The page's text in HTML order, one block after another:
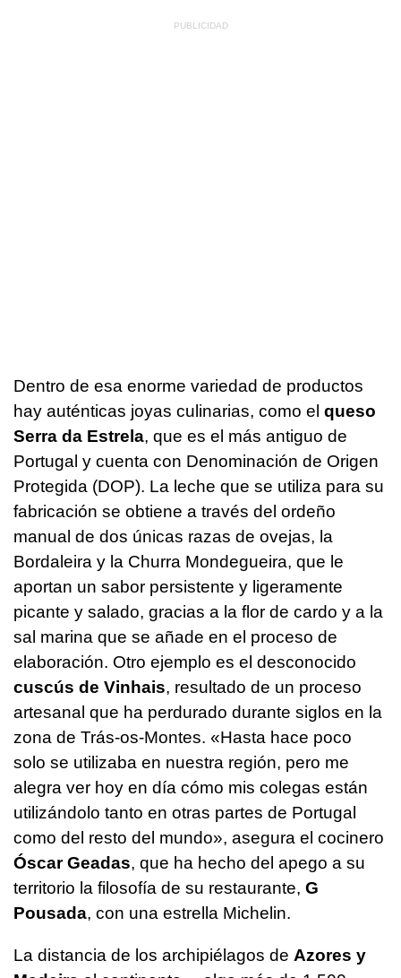
Dentro de esa enorme variedad de productos
hay auténticas joyas culinarias, como el queso
Serra da Estrela, que es el más antiguo de
Portugal y cuenta con Denominación de Origen
Protegida (DOP). La leche que se utiliza para su
fabricación se obtiene a través del ordeño
manual de dos únicas razas de ovejas, la
Bordaleira y la Churra Mondegueira, que le
aportan un sabor persistente y ligeramente
picante y salado, gracias a la flor de cardo y a la
sal marina que se añade en el proceso de
elaboración. Otro ejemplo es el desconocido
cuscús de Vinhais, resultado de un proceso
artesanal que ha perdurado durante siglos en la
zona de Trás-os-Montes. «Hasta hace poco
solo se utilizaba en nuestra región, pero me
alegra ver hoy en día cómo mis colegas están
utilizándolo tanto en otras partes de Portugal
como del resto del mundo», asegura el cocinero
Óscar Geadas, que ha hecho del apego a su
territorio la filosofía de su restaurante, G
Pousada, con una estrella Michelin.
La distancia de los archipiélagos de Azores y